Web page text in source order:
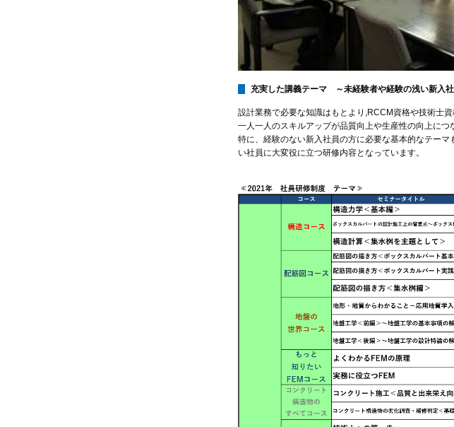
充実した講義テーマ ～未経験者や経験の浅い新入
設計業務で必要な知識はもとより,RCCM資格や技術士
一人一人のスキルアップが品質向上や生産性の向上につ
特に、経験のない新入社員の方に必要な基本的なテー
い社員に大変役に立つ研修内容となっています。